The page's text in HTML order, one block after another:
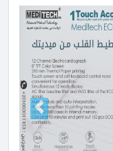
Next